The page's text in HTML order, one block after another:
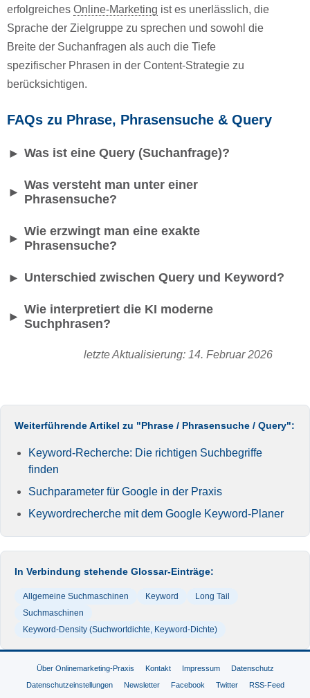
erfolgreiches Online-Marketing ist es unerlässlich, die
Sprache der Zielgruppe zu sprechen und sowohl die
Breite der Suchanfragen als auch die Tiefe
spezifischer Phrasen in der Content-Strategie zu
berücksichtigen.
FAQs zu Phrase, Phrasensuche & Query
► Was ist eine Query (Suchanfrage)?
►
Was versteht man unter einer
Phrasensuche?
►
Wie erzwingt man eine exakte
Phrasensuche?
► Unterschied zwischen Query und Keyword?
►
Wie interpretiert die KI moderne
Suchphrasen?
letzte Aktualisierung: 14. Februar 2026
Weiterführende Artikel zu "Phrase / Phrasensuche / Query":
Keyword-Recherche: Die richtigen Suchbegriffe
finden
Suchparameter für Google in der Praxis
Keywordrecherche mit dem Google Keyword-Planer
In Verbindung stehende Glossar-Einträge:
Allgemeine Suchmaschinen Keyword
Long Tail
Suchmaschinen
Keyword-Density (Suchwortdichte, Keyword-Dichte)
Über Onlinemarketing-Praxis Kontakt Impressum
Datenschutz
Datenschutzeinstellungen
Newsletter Facebook Twitter RSS-Feed